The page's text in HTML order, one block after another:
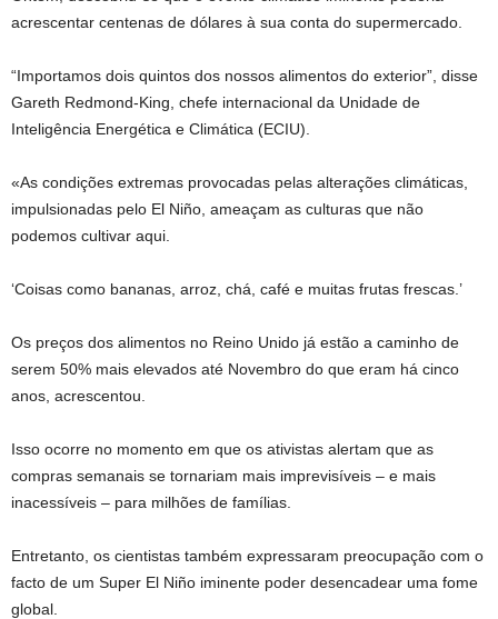
acrescentar centenas de dólares à sua conta do supermercado.
“Importamos dois quintos dos nossos alimentos do exterior”, disse
Gareth Redmond-King, chefe internacional da Unidade de
Inteligência Energética e Climática (ECIU).
«As condições extremas provocadas pelas alterações climáticas,
impulsionadas pelo El Niño, ameaçam as culturas que não
podemos cultivar aqui.
‘Coisas como bananas, arroz, chá, café e muitas frutas frescas.’
Os preços dos alimentos no Reino Unido já estão a caminho de
serem 50% mais elevados até Novembro do que eram há cinco
anos, acrescentou.
Isso ocorre no momento em que os ativistas alertam que as
compras semanais se tornariam mais imprevisíveis – e mais
inacessíveis – para milhões de famílias.
Entretanto, os cientistas também expressaram preocupação com o
facto de um Super El Niño iminente poder desencadear uma fome
global.